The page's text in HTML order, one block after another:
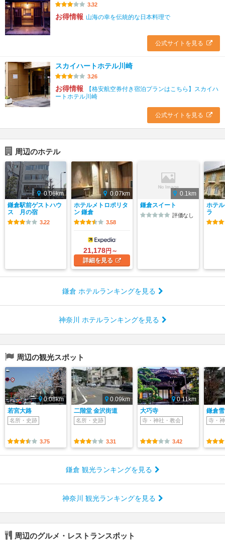
3.32
お得情報 山海の幸を伝統的な日本料理で
公式サイトを見る
スカイハートホテル川崎
3.26
お得情報
【格安航空券付き宿泊プランはこちら】スカイハ
ートホテル川崎
公式サイトを見る
周辺のホテル
0.06km
鎌倉駅前ゲストハウ
ス 月の宿
3.22
0.07km
ホテルメトロポリタ
ン 鎌倉
3.58
21,178円～
詳細を見る
0.1km
鎌倉スイート
評価なし
ホテ
ラ
鎌倉 ホテルランキングを見る
神奈川 ホテルランキングを見る
周辺の観光スポット
0.08km
若宮大路
名所・史跡
3.75
0.09km
二階堂 金沢街道
名所・史跡
3.31
0.11km
大巧寺
寺・神社・教会
3.42
鎌倉
寺・
鎌倉 観光ランキングを見る
神奈川 観光ランキングを見る
周辺のグルメ・レストランスポット